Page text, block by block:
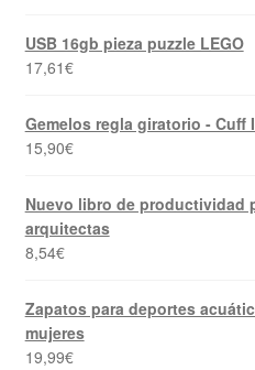
USB 16gb pieza puzzle LEGO
17,61€
Gemelos regla giratorio - Cuff
15,90€
Nuevo libro de productividad
arquitectas
8,54€
Zapatos para deportes
mujeres
19,99€